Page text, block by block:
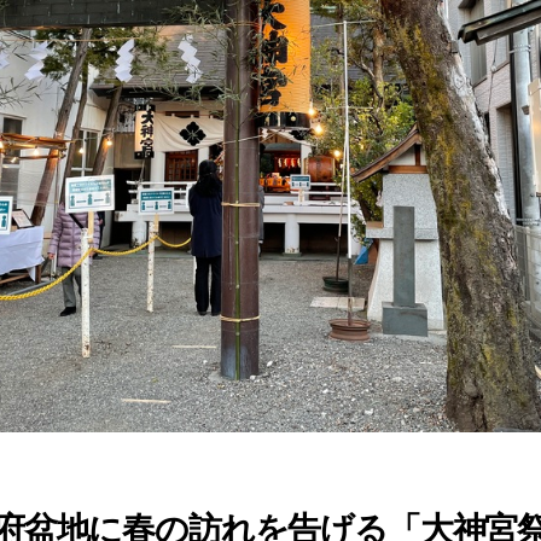
盆地に春の訪れを告げる「大神宮